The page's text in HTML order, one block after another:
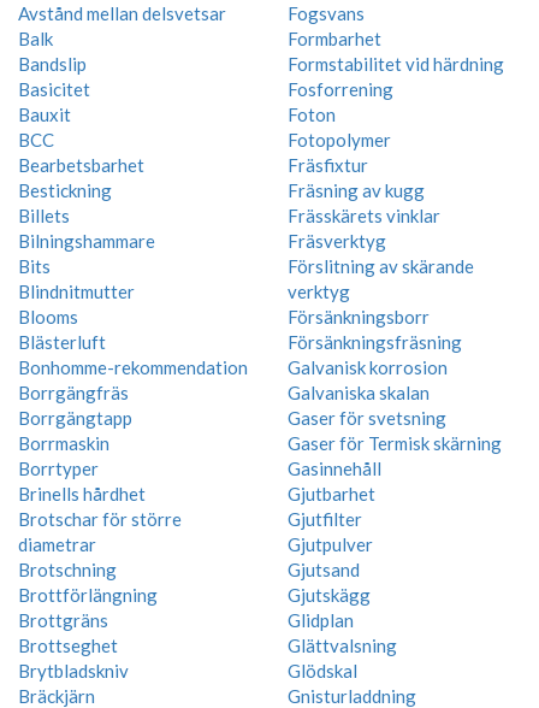
Avstånd mellan delsvetsar
Balk
Bandslip
Basicitet
Bauxit
BCC
Bearbetsbarhet
Bestickning
Billets
Bilningshammare
Bits
Blindnitmutter
Blooms
Blästerluft
Bonhomme-rekommendation
Borrgängfräs
Borrgängtapp
Borrmaskin
Borrtyper
Brinells hårdhet
Brotschar för större
diametrar
Brotschning
Brottförlängning
Brottgräns
Brottseghet
Brytbladskniv
Bräckjärn
Fogsvans
Formbarhet
Formstabilitet vid härdning
Fosforrening
Foton
Fotopolymer
Fräsfixtur
Fräsning av kugg
Frässkärets vinklar
Fräsverktyg
Förslitning av skärande
verktyg
Försänkningsborr
Försänkningsfräsning
Galvanisk korrosion
Galvaniska skalan
Gaser för svetsning
Gaser för Termisk skärning
Gasinnehåll
Gjutbarhet
Gjutfilter
Gjutpulver
Gjutsand
Gjutskägg
Glidplan
Glättvalsning
Glödskal
Gnisturladdning